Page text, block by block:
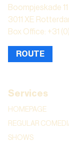
Boompjeskade 11
3011 XE
Box Office: +31
ROUTE
Services
HOMEPAGE
REGULAR
SHOWS